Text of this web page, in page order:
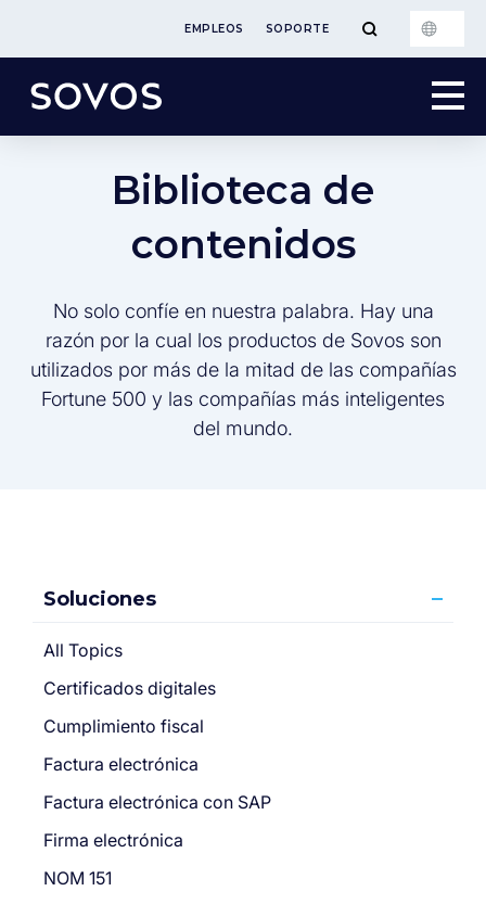
EMPLEOS SOPORTE
Biblioteca de
contenidos
No solo confíe en nuestra palabra. Hay una
razón por la cual los productos de Sovos son
utilizados por más de la mitad de las compañías
Fortune 500 y las compañías más inteligentes
del mundo.
Soluciones
All Topics
Certificados digitales
Cumplimiento fiscal
Factura electrónica
Factura electrónica con SAP
Firma electrónica
NOM 151